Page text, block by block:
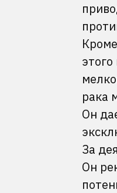
рака
Он
За
Он